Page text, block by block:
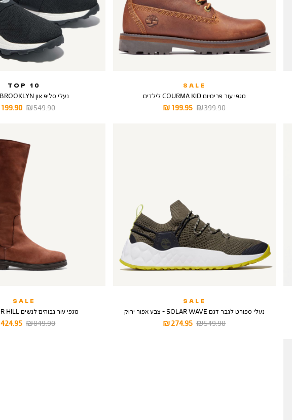
SALE
מגפי עור פרימיום COURMA KID לילדים
מחיר
199.95 ₪
מחיר
399.90 ₪
TOP 10
נעלי סליפ און BROOKLYN לגברים
מחיר
199.90 ₪
מחיר
549.90 ₪
SALE
נעלי ספורט לגבר דגם SOLAR WAVE - צבע אפור ירוק
מחיר
274.95 ₪
מחיר
549.90 ₪
SALE
מגפי עור גבוהים לנשים HANNOVER HILL
מחיר
424.95 ₪
מחיר
849.90 ₪